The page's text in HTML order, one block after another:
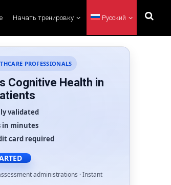
Начать тренировку Русский
PROFESSIONALS
Cognitive Health in
validated
in minutes
card required
administrations · Instant